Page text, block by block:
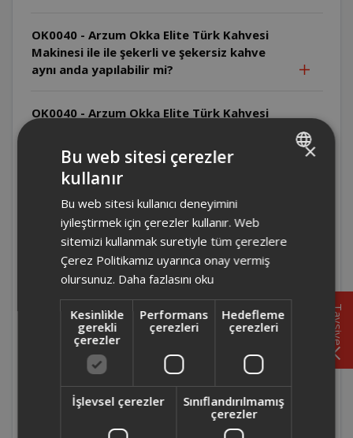
OK0040 - Arzum Okka Elite Türk Kahvesi
Makinesi ile ile şekerli ve şekersiz kahve
aynı anda yapılabilir mi?
OK0040 - Arzum Okka Elite Türk Kahvesi
OK0040 - Arzum Okka Elite Türk Kahvesi
OK0040 - Arzum Okka Elite Türk Kahvesi
Makinesi enerji tüketimi ne kadardır?
OK0040 - Arzum Okka Elite Türk Kahvesi
Makinesi' nde cihazın dış yüzeyinde ısınma
olur mu?
OK0040 - Arzum Okka Elite Türk Kahvesi
Makinesi' nde ışıklı uyarı sistemi nasıl
Tavsiye
×
Bu web sitesi çerezler
kullanır
Bu web sitesi kullanıcı deneyimini
iyileştirmek için çerezler kullanır. Web
sitemizi kullanmak suretiyle tüm çerezlere
Çerez Politikamız uyarınca onay vermiş
olursunuz. Daha fazlasını oku
Kesinlikle
gerekli
çerezler
Performans
çerezleri
Hedefleme
çerezleri
İşlevsel çerezler
Sınıflandırılmamış
çerezler